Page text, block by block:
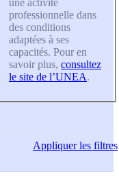
professionnelle dans
des conditions
adaptées à ses
capacités. Pour en
savoir plus, consultez
le site de l’UNEA.
Appliquerles filtres